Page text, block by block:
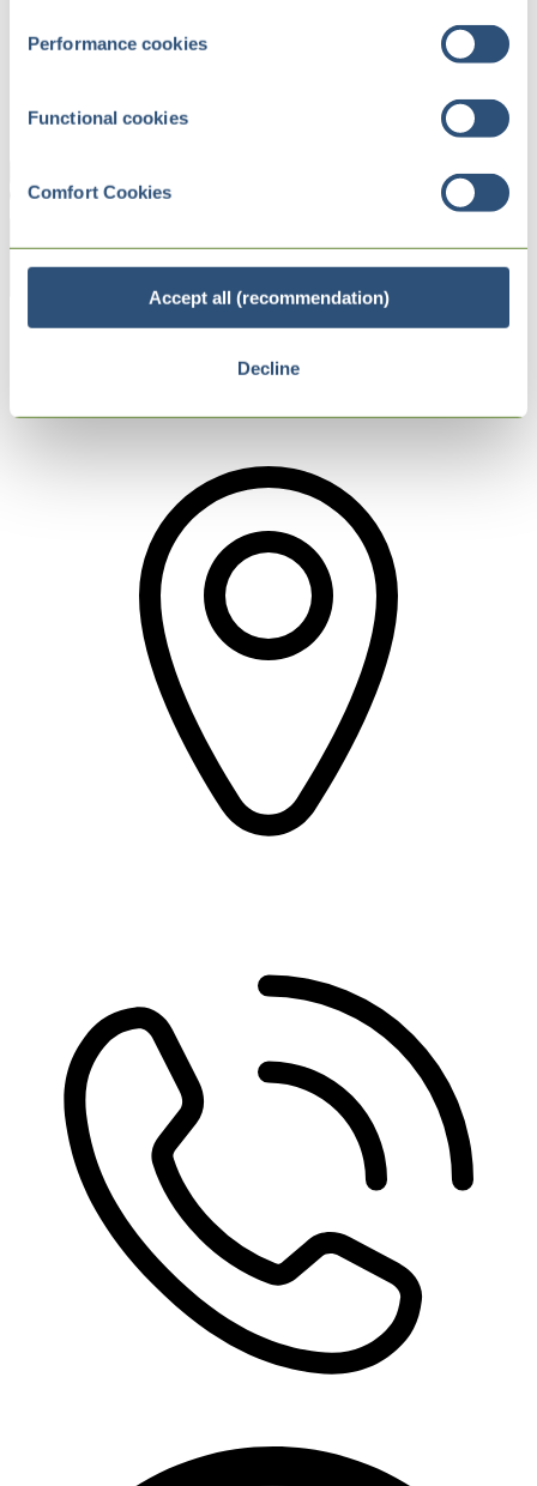
Performance cookies
Functional cookies
Comfort Cookies
Accept all (recommendation)
Decline
Internet of Packs
Smart Printing – inteligentny druk